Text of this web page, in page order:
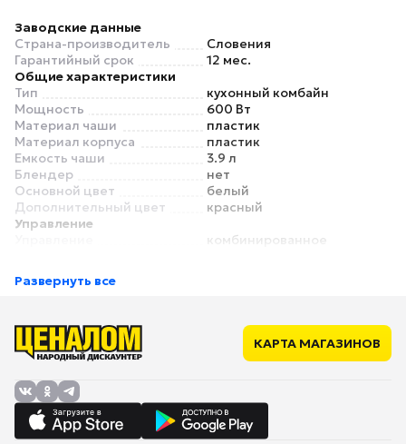
Заводские данные
Страна-производитель
Словения
Гарантийный срок
12 мес.
Общие характеристики
Тип
кухонный комбайн
Мощность
600 Вт
Материал чаши
пластик
Материал корпуса
пластик
Емкость чаши
3.9 л
Блендер
нет
Основной цвет
белый
Дополнительный цвет
красный
Управление
комбинированное
Количество скоростей
Мясорубка
Насадка для теста (крюк)
Насадка для взбивания
Универсальный нож
Соковыжималка
нет
Мельничка
нет
Терка
нет
Развернуть все
КАРТА МАГАЗИНОВ